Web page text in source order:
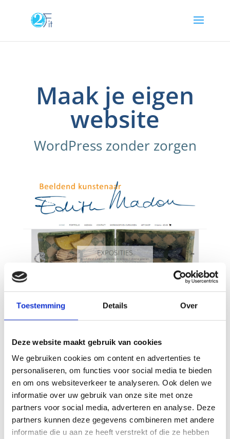
Toestemming Details Over
Deze website maakt gebruik van cookies
We gebruiken cookies om content en advertenties te
personaliseren, om functies voor social media te bieden
en om ons websiteverkeer te analyseren. Ook delen we
informatie over uw gebruik van onze site met onze
partners voor social media, adverteren en analyse. Deze
partners kunnen deze gegevens combineren met andere
informatie die u aan ze heeft verstrekt of die ze hebben
Maak je eigen
website
WordPress zonder zorgen
Zelf een website
Start nu